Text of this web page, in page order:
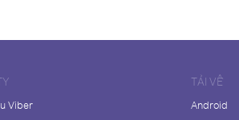
Viber
TẢI VỀ
Android